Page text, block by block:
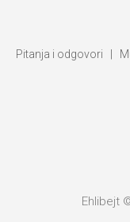
Pitanja i odgovori
Ehlibejt